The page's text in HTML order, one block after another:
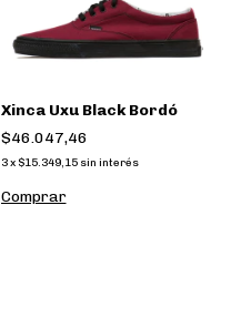
Xinca Uxu Black Bordó
$46.047,46
3 x $15.349,15 sin interés
Comprar